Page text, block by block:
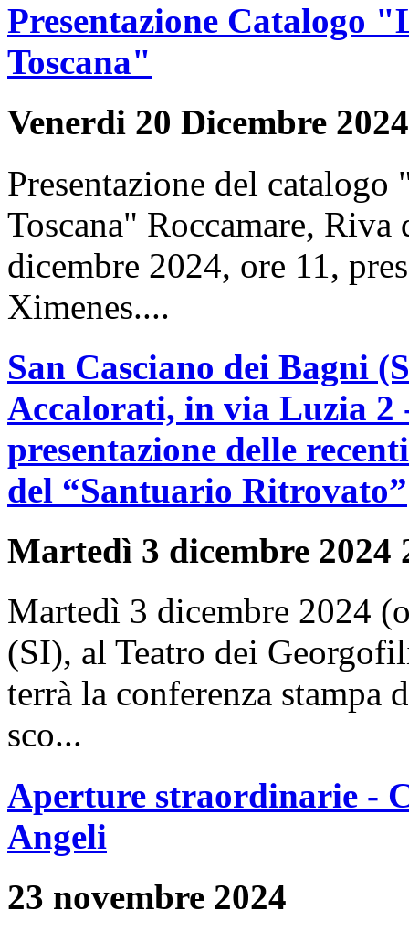
Presentazione Catalogo
Toscana"
Venerdi 20 Dicembre
Presentazione del
Toscana" Roccamare,
dicembre 2024, ore 11,
Ximenes....
San Casciano dei Bagni
Accalorati, in via Luzia 2
presentazione delle
del “Santuario Ritrovato”
Martedì 3 dicembre 2024
Martedì 3 dicembre 2024
(SI), al Teatro dei
terrà la conferenza stampa
sco...
Aperture straordinarie -
Angeli
23 novembre 2024